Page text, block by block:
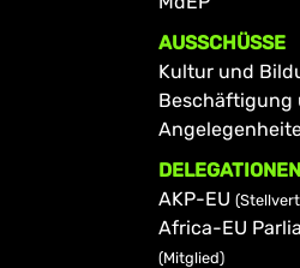
AUSSCHÜSSE
Kultur und
Beschäftigung
DELEGATIONEN
AKP-EU
Africa-EU
(Mitglied)